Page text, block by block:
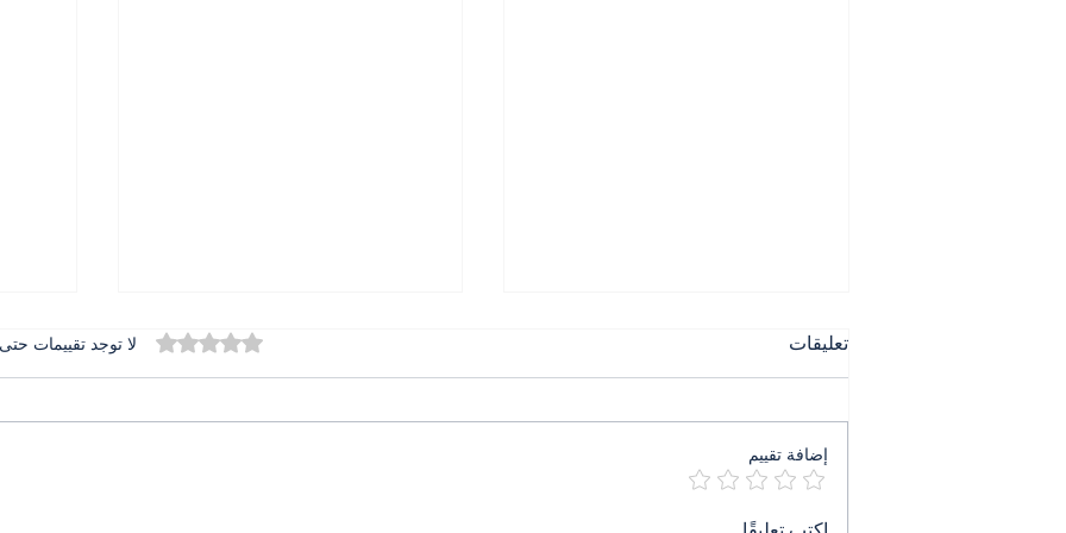
٤ آب ليس ذكرى بل جريمة
تعليقات تم التقييم بـ 0 من أصل 5 نجوم. لا توجد تقييمات
إضافة تقييم